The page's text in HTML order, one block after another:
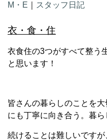
M・E
スタッフ日記
衣・食・住
衣食住の3つがすべて整う
と思います！
皆さんの暮らしのことを
にも丁寧に向き合う。暮ら
続けることは難しいです